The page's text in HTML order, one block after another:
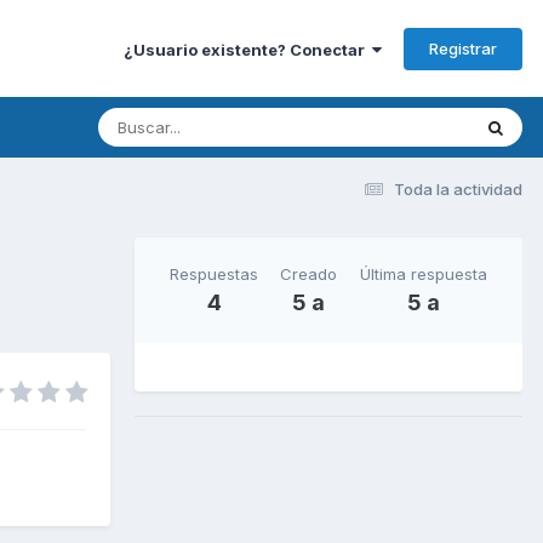
¿Usuario existente? Conectar Registrar
Toda la actividad
Respuestas
4
Creado
5 a
Última respuesta
5 a